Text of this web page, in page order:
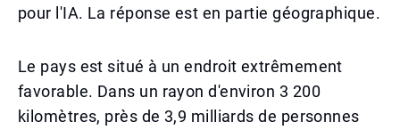
pour l'IA. La réponse est en partie géographique.
Le pays est situé à un endroit extrêmement
favorable. Dans un rayon d'environ 3 200
kilomètres, près de 3,9 milliards de personnes